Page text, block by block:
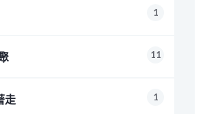
1
11
走 1